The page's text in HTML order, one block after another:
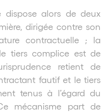
dispose alors de deux
dirigée contre son
contractuelle ; la
tiers complice est de
retient de
fautif et le tiers
tenus à l’égard du
mécanisme part de